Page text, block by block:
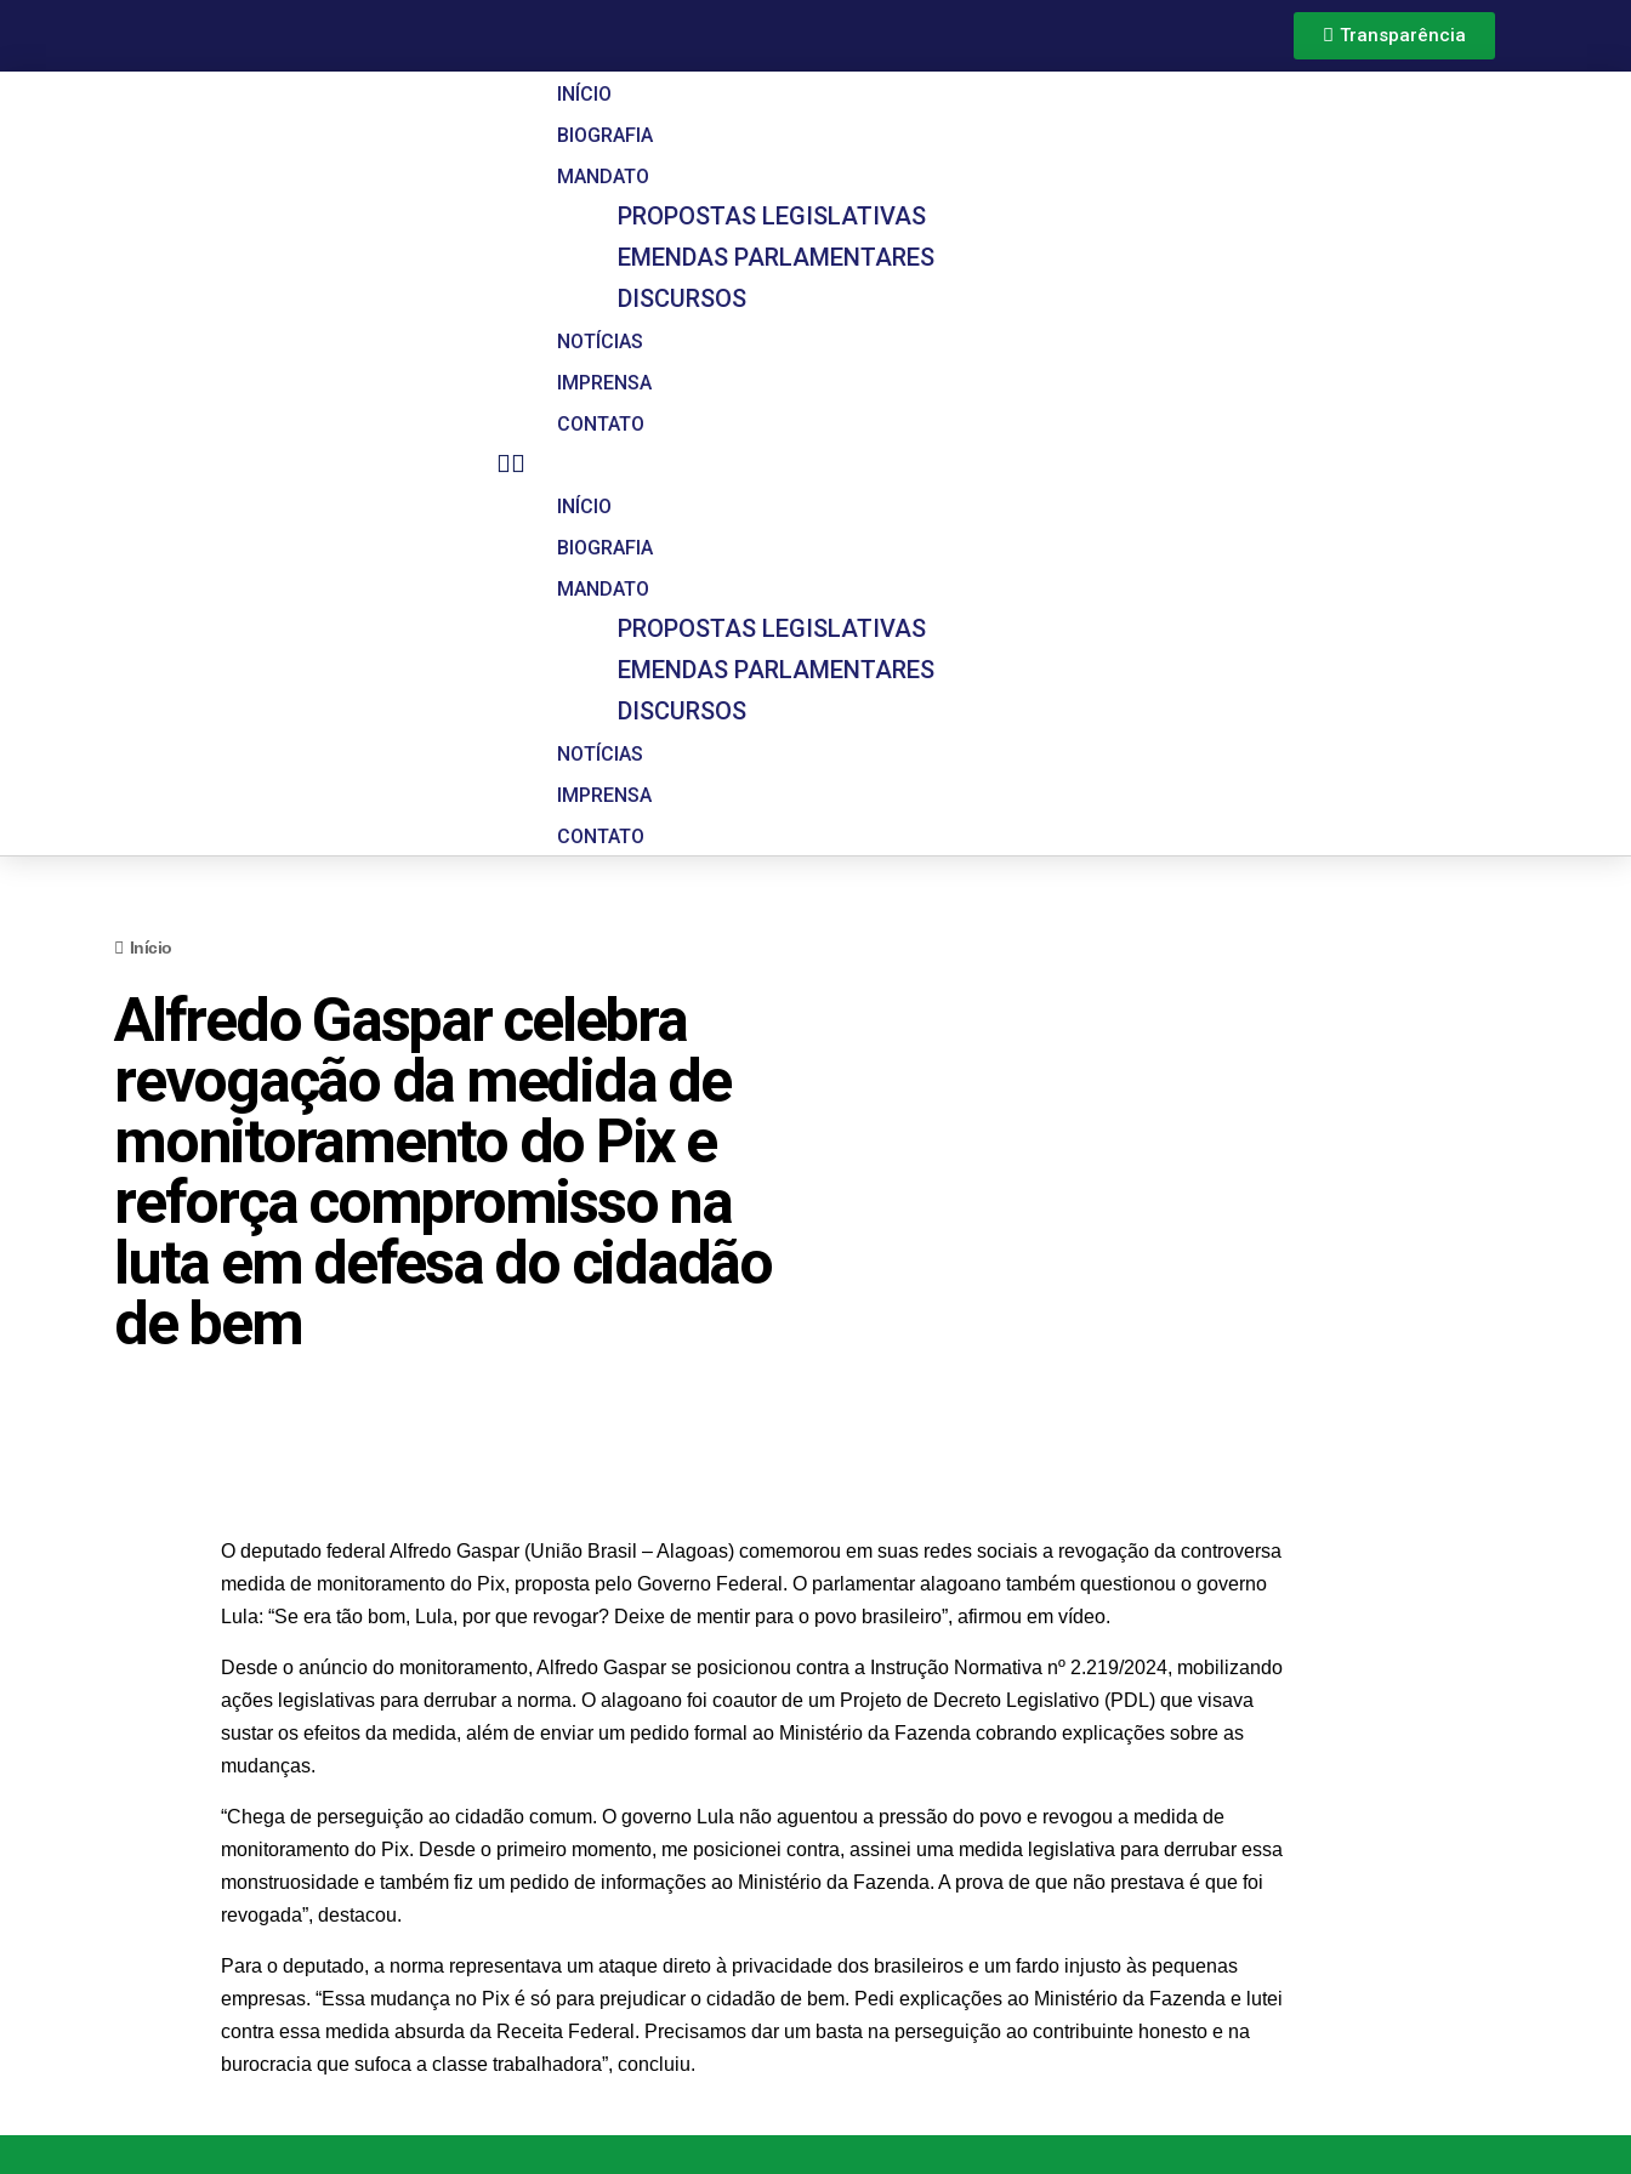
Transparência
INÍCIO
BIOGRAFIA
MANDATO
PROPOSTAS LEGISLATIVAS
EMENDAS PARLAMENTARES
DISCURSOS
NOTÍCIAS
IMPRENSA
CONTATO
INÍCIO
BIOGRAFIA
MANDATO
PROPOSTAS LEGISLATIVAS
EMENDAS PARLAMENTARES
DISCURSOS
NOTÍCIAS
IMPRENSA
CONTATO
Início
Alfredo Gaspar celebra
revogação da medida de
monitoramento do Pix e
reforça compromisso na
luta em defesa do cidadão
de bem
O deputado federal Alfredo Gaspar (União Brasil – Alagoas) comemorou em suas redes sociais a revogação da controversa
medida de monitoramento do Pix, proposta pelo Governo Federal. O parlamentar alagoano também questionou o governo
Lula: “Se era tão bom, Lula, por que revogar? Deixe de mentir para o povo brasileiro”, afirmou em vídeo.
Desde o anúncio do monitoramento, Alfredo Gaspar se posicionou contra a Instrução Normativa nº 2.219/2024, mobilizando
ações legislativas para derrubar a norma. O alagoano foi coautor de um Projeto de Decreto Legislativo (PDL) que visava
sustar os efeitos da medida, além de enviar um pedido formal ao Ministério da Fazenda cobrando explicações sobre as
mudanças.
“Chega de perseguição ao cidadão comum. O governo Lula não aguentou a pressão do povo e revogou a medida de
monitoramento do Pix. Desde o primeiro momento, me posicionei contra, assinei uma medida legislativa para derrubar essa
monstruosidade e também fiz um pedido de informações ao Ministério da Fazenda. A prova de que não prestava é que foi
revogada”, destacou.
Para o deputado, a norma representava um ataque direto à privacidade dos brasileiros e um fardo injusto às pequenas
empresas. “Essa mudança no Pix é só para prejudicar o cidadão de bem. Pedi explicações ao Ministério da Fazenda e lutei
contra essa medida absurda da Receita Federal. Precisamos dar um basta na perseguição ao contribuinte honesto e na
burocracia que sufoca a classe trabalhadora”, concluiu.